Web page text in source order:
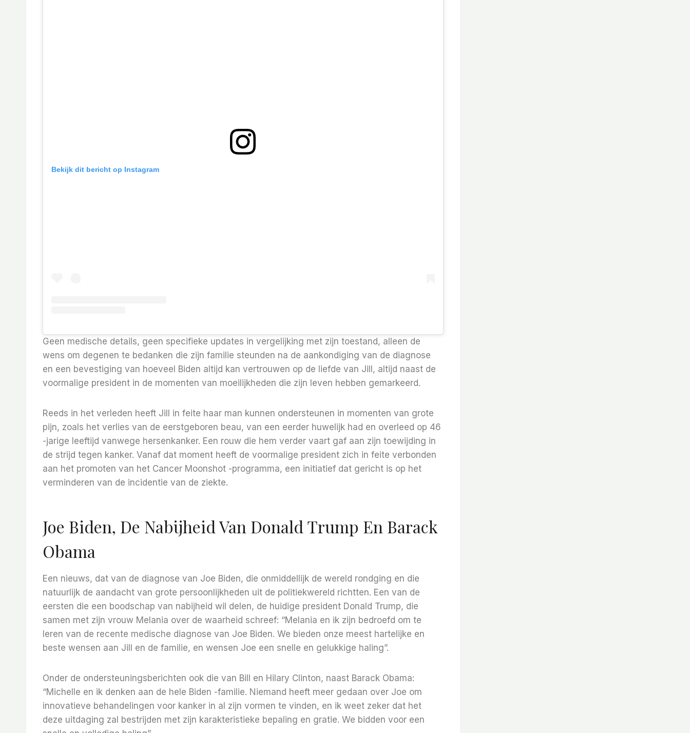
Bekijk dit bericht op Instagram
Geen medische details, geen specifieke updates in vergelijking met zijn toestand, alleen de
wens om degenen te bedanken die zijn familie steunden na de aankondiging van de diagnose
en een bevestiging van hoeveel Biden altijd kan vertrouwen op de liefde van Jill, altijd naast de
voormalige president in de momenten van moeilijkheden die zijn leven hebben gemarkeerd.
Reeds in het verleden heeft Jill in feite haar man kunnen ondersteunen in momenten van grote
pijn, zoals het verlies van de eerstgeboren beau, van een eerder huwelijk had en overleed op 46
-jarige leeftijd vanwege hersenkanker. Een rouw die hem verder vaart gaf aan zijn toewijding in
de strijd tegen kanker. Vanaf dat moment heeft de voormalige president zich in feite verbonden
aan het promoten van het Cancer Moonshot -programma, een initiatief dat gericht is op het
verminderen van de incidentie van de ziekte.
Joe Biden, De Nabijheid Van Donald Trump En Barack
Obama
Een nieuws, dat van de diagnose van Joe Biden, die onmiddellijk de wereld rondging en die
natuurlijk de aandacht van grote persoonlijkheden uit de politiekwereld richtten. Een van de
eersten die een boodschap van nabijheid wil delen, de huidige president Donald Trump, die
samen met zijn vrouw Melania over de waarheid schreef: “Melania en ik zijn bedroefd om te
leren van de recente medische diagnose van Joe Biden. We bieden onze meest hartelijke en
beste wensen aan Jill en de familie, en wensen Joe een snelle en gelukkige haling”.
Onder de ondersteuningsberichten ook die van Bill en Hilary Clinton, naast Barack Obama:
“Michelle en ik denken aan de hele Biden -familie. Niemand heeft meer gedaan over Joe om
innovatieve behandelingen voor kanker in al zijn vormen te vinden, en ik weet zeker dat het
deze uitdaging zal bestrijden met zijn karakteristieke bepaling en gratie. We bidden voor een